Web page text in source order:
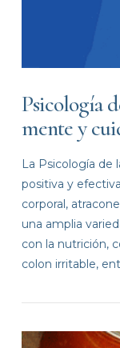
Psicología
mente y
La Psicología de
positiva y
corporal,
una amplia
con la nutrición,
colon irritable,